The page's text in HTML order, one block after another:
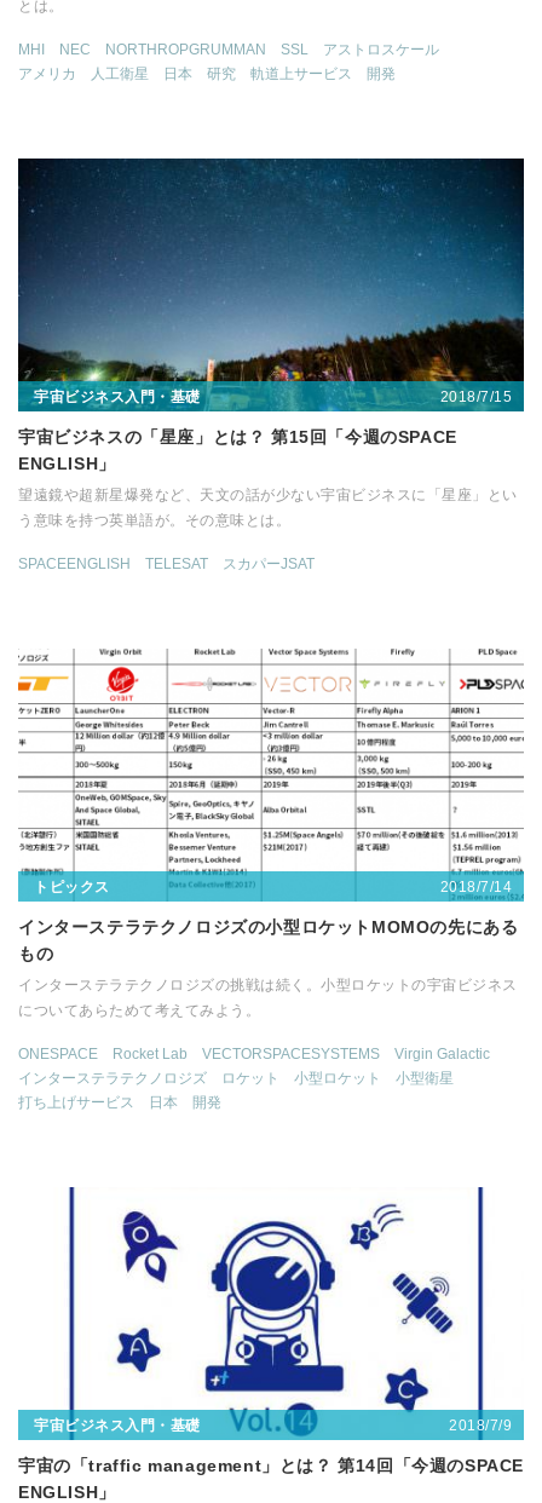
とは。
MHI NEC NORTHROPGRUMMAN SSL
アストロスケール
アメリカ
人工衛星 日本 研究 軌道上サービス 開発
宇宙ビジネス入門・基礎 2018/7/15
宇宙ビジネスの「星座」とは？ 第15回「今週のSPACE
ENGLISH」
望遠鏡や超新星爆発など、天文の話が少ない宇宙ビジネスに「星座」とい
う意味を持つ英単語が。その意味とは。
SPACEENGLISH TELESAT スカパーJSAT
トピックス 2018/7/14
インターステラテクノロジズの小型ロケットMOMOの先にある
もの
インターステラテクノロジズの挑戦は続く。小型ロケットの宇宙ビジネス
についてあらためて考えてみよう。
ONESPACE Rocket Lab VECTORSPACESYSTEMS
Virgin Galactic
インターステラテクノロジズ
ロケット 小型ロケット
小型衛星
打ち上げサービス
日本 開発
宇宙ビジネス入門・基礎 2018/7/9
宇宙の「traffic management」とは？ 第14回「今週のSPACE
ENGLISH」